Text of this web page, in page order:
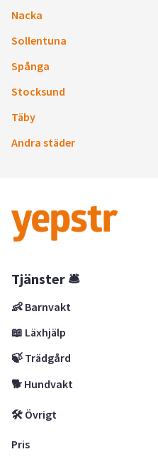
Nacka
Sollentuna
Spånga
Stocksund
Täby
Andra städer
Tjänster 🛎
👶 Barnvakt
📖 Läxhjälp
🍃 Trädgård
🐕 Hundvakt
🛠 Övrigt
Pris